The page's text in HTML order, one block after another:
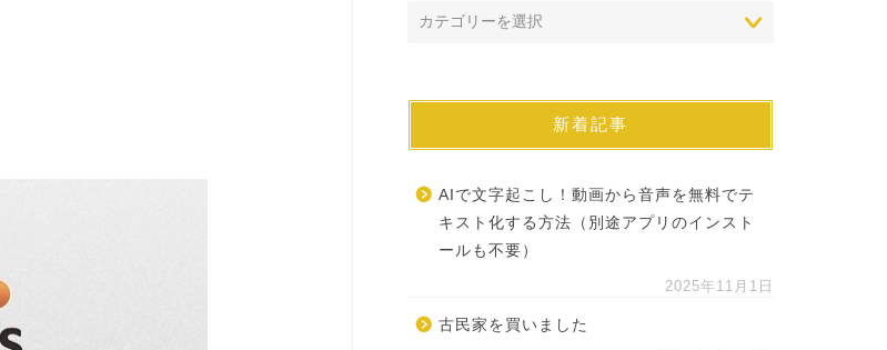
新着記事
AIで文字起こし！動画から音声を無料でテ
キスト化する方法（別途アプリのインスト
ールも不要）
2025年11月1日
古民家を買いました